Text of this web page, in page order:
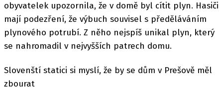
obyvatelek upozornila, že v domě byl cítit plyn. Hasiči
mají podezření, že výbuch souvisel s předěláváním
plynového potrubí. Z něho nejspíš unikal plyn, který
se nahromadil v nejvyšších patrech domu.
Slovenští statici si myslí, že by se dům v Prešově měl
zbourat